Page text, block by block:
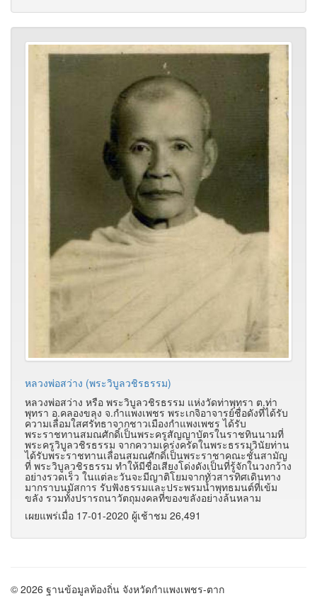
หลวงพ่อสว่าง (พระวิบูลวชิรธรรม)
หลวงพ่อสว่าง หรือ พระวิบูลวชิรธรรม แห่งวัดท่าพุทรา ต.ท่า
พุทรา อ.คลองขลุง จ.กำแพงเพชร พระเกจิอาจารย์ชื่อดังที่ได้รับ
ความเลื่อมใสศรัทธาจากชาวเมืองกำแพงเพชร ได้รับ
พระราชทานสมณศักดิ์เป็นพระครูสัญญาบัตรในราชทินนามที่
พระครูวิบูลวชิรธรรม จากความเคร่งครัดในพระธรรมวินัยท่าน
ได้รับพระราชทานเลื่อนสมณศักดิ์เป็นพระราชาคณะชั้นสามัญ
ที่ พระวิบูลวชิรธรรม ทำให้มีชื่อเสียงโด่งดังเป็นที่รู้จักในวงกว้าง
อย่างรวดเร็ว ในแต่ละวันจะมีญาติโยมจากทั่วสารทิศเดินทาง
มากราบนมัสการ รับฟังธรรมและประพรมน้ำพุทธมนต์ที่เข้ม
ขลัง รวมทั้งปรารถนาวัตถุมงคลที่ของขลังอย่างล้นหลาม
เผยแพร่เมื่อ 17-01-2020 ผู้เช้าชม 26,491
© 2026 ฐานข้อมูลท้องถิ่น จังหวัดกำแพงเพชร-ตาก